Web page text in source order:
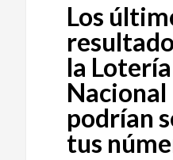
Los
la Lotería
Nacional
podrían
tus